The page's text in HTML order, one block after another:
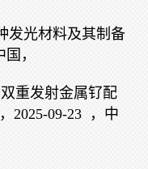
发光材料及其制备
国，
重发射金属钌配
，2025-09-23
，中